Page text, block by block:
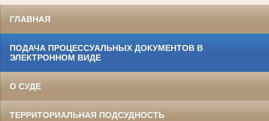
ГЛАВНАЯ
ПОДАЧА ПРОЦЕССУАЛЬНЫХ ДОКУМЕНТОВ В
ЭЛЕКТРОННОМ ВИДЕ
О СУДЕ
ТЕРРИТОРИАЛЬНАЯ ПОДСУДНОСТЬ